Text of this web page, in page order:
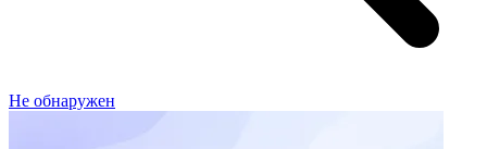
Не обнаружен